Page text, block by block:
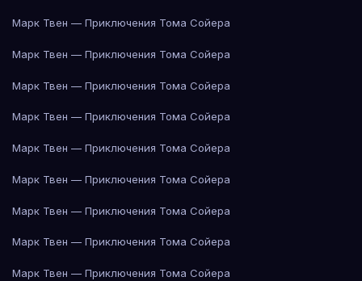
Марк Твен — Приключения Тома Сойера
Марк Твен — Приключения Тома Сойера
Марк Твен — Приключения Тома Сойера
Марк Твен — Приключения Тома Сойера
Марк Твен — Приключения Тома Сойера
Марк Твен — Приключения Тома Сойера
Марк Твен — Приключения Тома Сойера
Марк Твен — Приключения Тома Сойера
Марк Твен — Приключения Тома Сойера